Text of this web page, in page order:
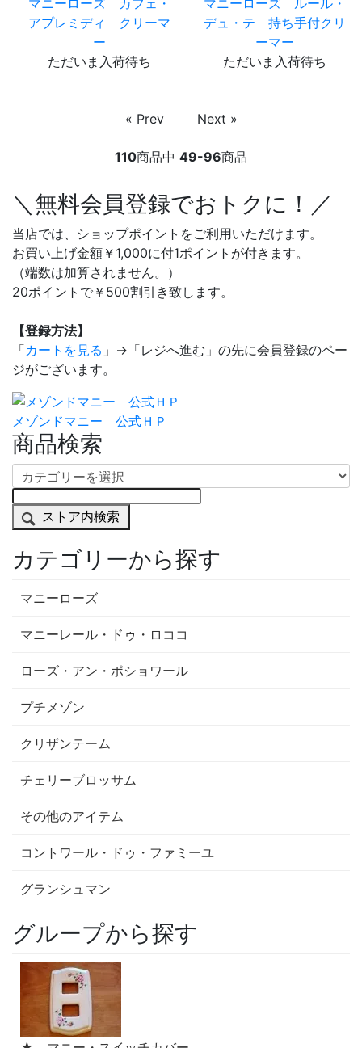
アプレミディ クリーマ
ー
ただいま入荷待ち
デュ・テ 持ち手付クリ
ーマー
ただいま入荷待ち
« Prev Next »
110商品中 49-96商品
＼無料会員登録でおトクに！／
当店では、ショップポイントをご利用いただけます。
お買い上げ金額￥1,000に付1ポイントが付きます。
（端数は加算されません。）
20ポイントで￥500割引き致します。
【登録方法】
「カートを見る 」→「レジへ進む」の先に会員登録のペー
ジがございます。
メゾンドマニー 公式ＨＰ
商品検索
ストア内検索
カテゴリーから探す
マニーローズ
マニーレール・ドゥ・ロココ
ローズ・アン・ポショワール
プチメゾン
クリザンテーム
チェリーブロッサム
その他のアイテム
コントワール・ドゥ・ファミーユ
グランシュマン
グループから探す